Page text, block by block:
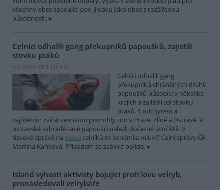
všechny obce spadající pod Jihlavu jako obec s rozšířenou
působností.
Celníci odhalili gang překupníků papoušků, zajistili
stovku ptáků
5.8.2026 20:13 (ČTK)
Celníci odhalili gang
překupníků chráněných druhů
papoušků působící v několika
krajích a zajistili asi stovku
ptáků. S odchytem a
zajištěním zvířat celníkům pomohly zoo v Praze, Zlíně a Ostravě. V
ostravské zahradě také papoušci nalezli dočasné útočiště. V
tiskové zprávě na webu celníků to oznámila mluvčí Celní správy ČR
Martina Kaňková. Případem se zabývá policie.
Island vyhostí aktivisty bojující proti lovu velryb,
pronásledovali velrybáře